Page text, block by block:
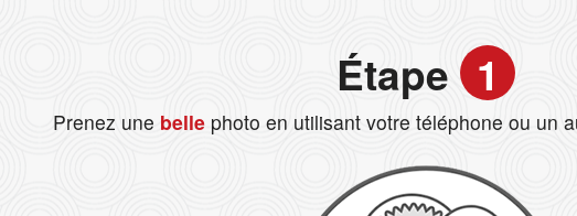
Étape 1
Prenez une belle photo en utilisant votre téléphone ou un